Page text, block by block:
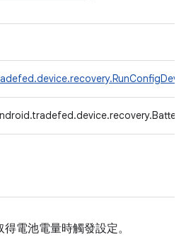
電池電量時觸發設定。